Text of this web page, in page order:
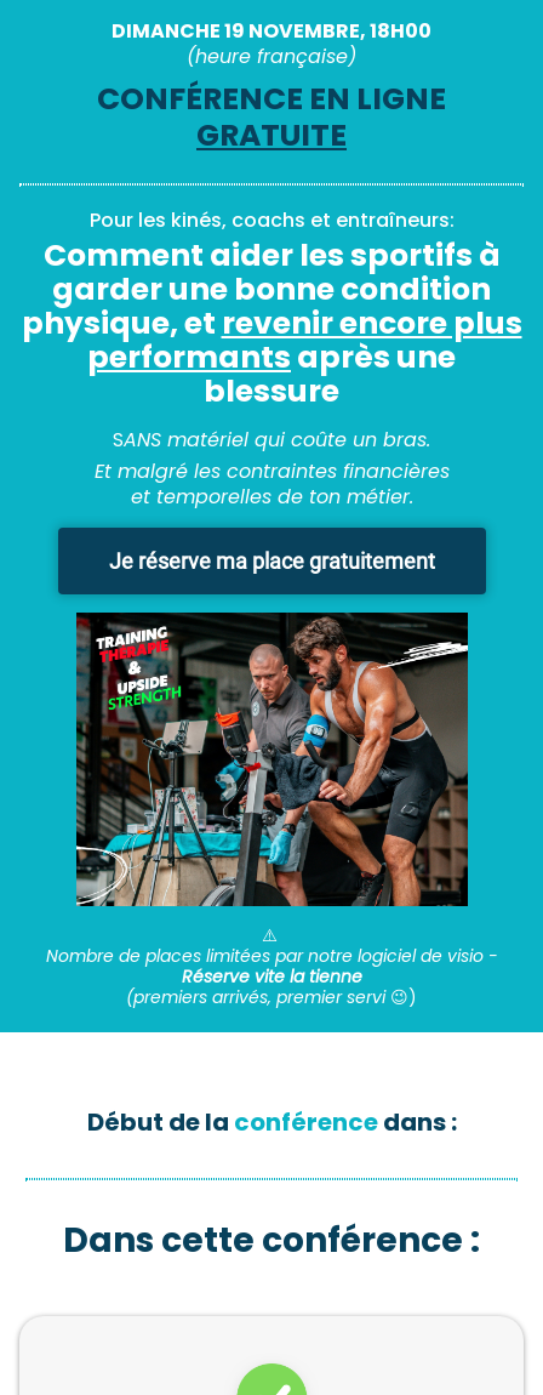
DIMANCHE 19 NOVEMBRE, 18H00
(heure française)
CONFÉRENCE EN LIGNE
GRATUITE
Pour les kinés, coachs et entraîneurs:
Comment aider les sportifs à
garder une bonne condition
physique, et revenir encore plus
performants après une
blessure
SANS matériel qui coûte un bras.
Et malgré les contraintes financières
et temporelles de ton métier.
Je réserve ma place gratuitement
⚠️
Nombre de places limitées par notre logiciel de visio -
Réserve vite la tienne
(premiers arrivés, premier servi 😉)
Début de la conférencedans :
Dans cette conférence :